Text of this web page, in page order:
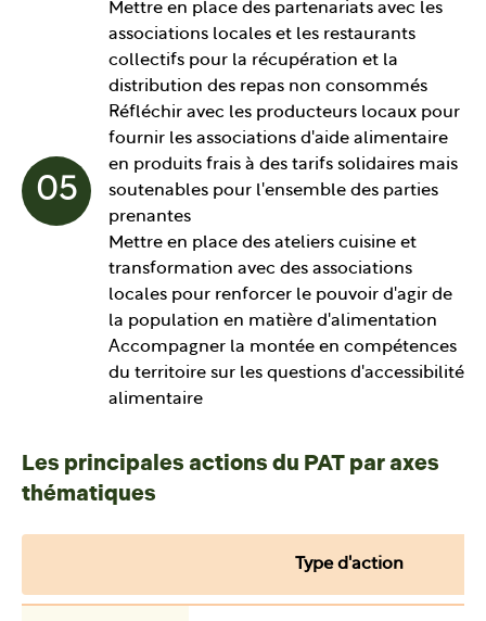
05
Mettre en place des partenariats avec les
associations locales et les restaurants
collectifs pour la récupération et la
distribution des repas non consommés
Réfléchir avec les producteurs locaux pour
fournir les associations d'aide alimentaire
en produits frais à des tarifs solidaires mais
soutenables pour l'ensemble des parties
prenantes
Mettre en place des ateliers cuisine et
transformation avec des associations
locales pour renforcer le pouvoir d'agir de
la population en matière d'alimentation
Accompagner la montée en compétences
du territoire sur les questions d'accessibilité
alimentaire
Les principales actions du PAT par axes
thématiques
Type d'action